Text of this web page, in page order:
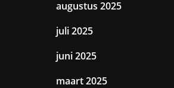
augustus 2025
juli 2025
juni 2025
maart 2025